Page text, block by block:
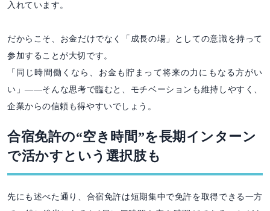
入れています。
だからこそ、お金だけでなく「成長の場」としての意識を持って
参加することが大切です。
「同じ時間働くなら、お金も貯まって将来の力にもなる方がい
い」——そんな思考で臨むと、モチベーションも維持しやすく、
企業からの信頼も得やすいでしょう。
合宿免許の“空き時間”を長期インターン
で活かすという選択肢も
先にも述べた通り、合宿免許は短期集中で免許を取得できる一方